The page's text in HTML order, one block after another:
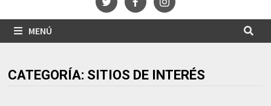
MENÚ
CATEGORÍA: SITIOS DE INTERÉS